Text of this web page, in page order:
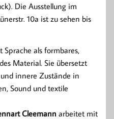
Die Ausstellung im
10a ist zu sehen bis
Sprache als formbares,
Material. Sie übersetzt
innere Zustände in
Sound und textile
Cleemann arbeitet mit